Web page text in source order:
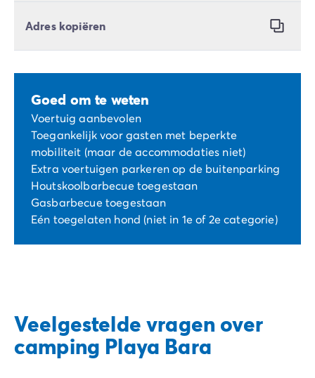
Adres kopiëren
Goed om te weten
Voertuig aanbevolen
Toegankelijk voor gasten met beperkte
mobiliteit (maar de accommodaties niet)
Extra voertuigen parkeren op de buitenparking
Houtskoolbarbecue toegestaan
Gasbarbecue toegestaan
Eén toegelaten hond (niet in 1e of 2e categorie)
Veelgestelde vragen over
camping Playa Bara